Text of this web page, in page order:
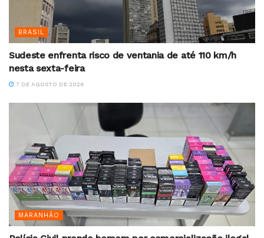
BRASIL
Sudeste enfrenta risco de ventania de até 110 km/h
nesta sexta-feira
7 DE AGOSTO DE 2026
MARANHÃO